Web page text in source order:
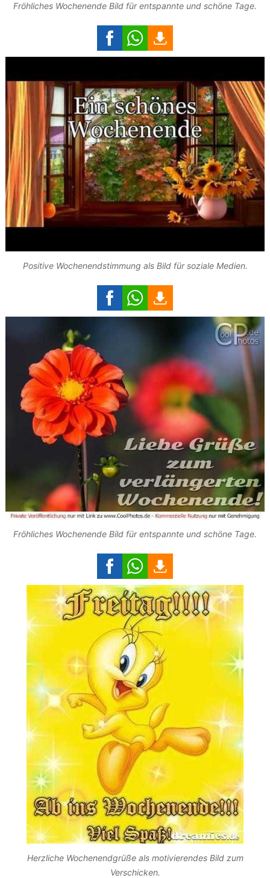
Fröhliches Wochenende Bild für entspannte und schöne Tage.
Positive Wochenendstimmung als Bild für soziale Medien.
Fröhliches Wochenende Bild für entspannte und schöne Tage.
Herzliche Wochenendgrüße als motivierendes Bild zum
Verschicken.